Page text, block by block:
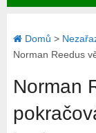
Domů >
Norman Reedus
Norman